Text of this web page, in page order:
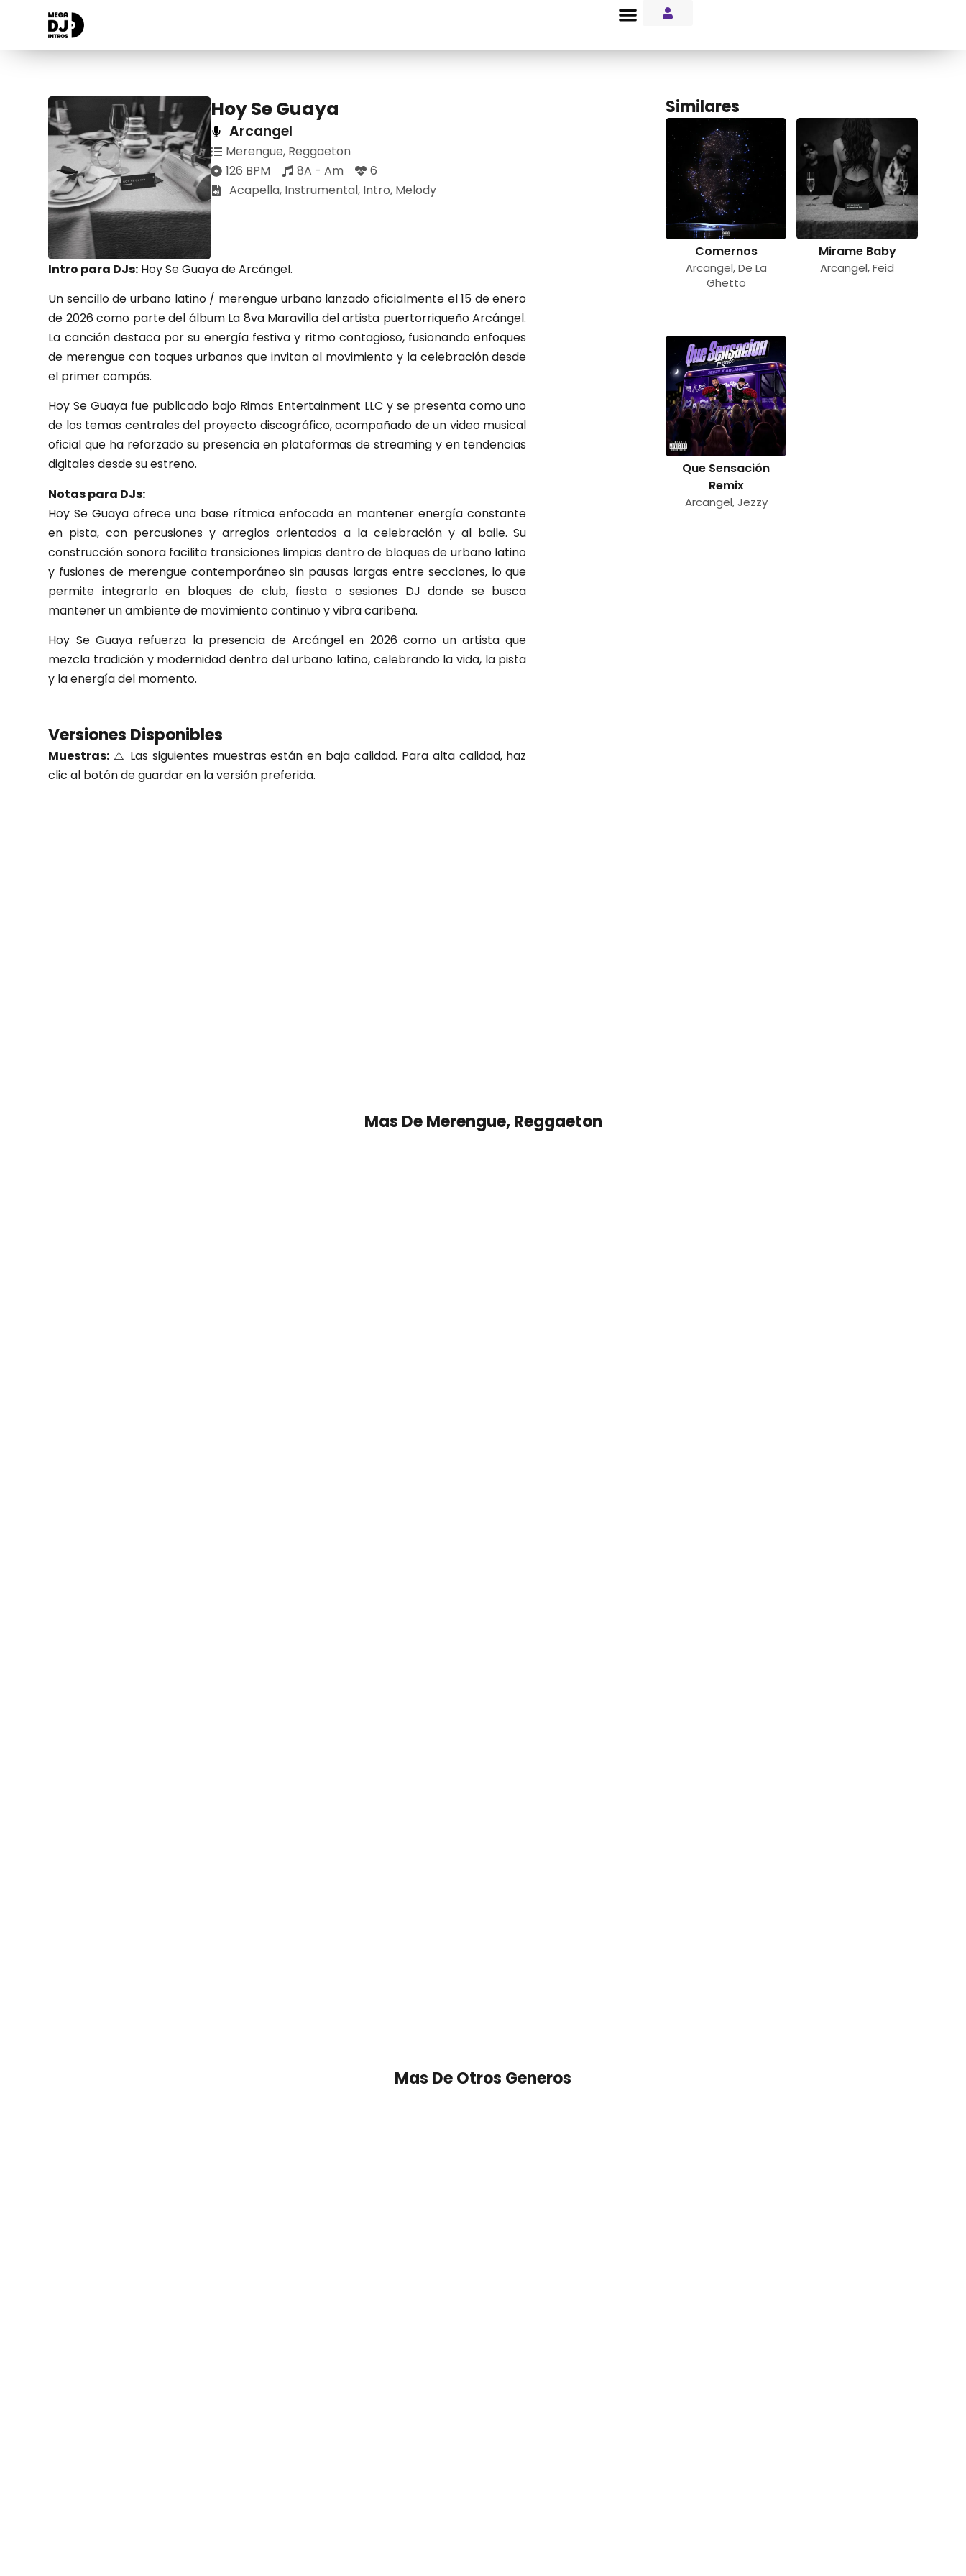
Hoy Se Guaya
Arcangel
Merengue, Reggaeton
126 BPM
8A - Am
6
Acapella, Instrumental, Intro, Melody
Intro para DJs: Hoy Se Guaya de Arcángel.
Un sencillo de urbano latino / merengue urbano lanzado oficialmente el 15 de enero
de 2026 como parte del álbum La 8va Maravilla del artista puertorriqueño Arcángel.
La canción destaca por su energía festiva y ritmo contagioso, fusionando enfoques
de merengue con toques urbanos que invitan al movimiento y la celebración desde
el primer compás.
Hoy Se Guaya fue publicado bajo Rimas Entertainment LLC y se presenta como uno
de los temas centrales del proyecto discográfico, acompañado de un video musical
oficial que ha reforzado su presencia en plataformas de streaming y en tendencias
digitales desde su estreno.
Notas para DJs:
Hoy Se Guaya ofrece una base rítmica enfocada en mantener energía constante
en pista, con percusiones y arreglos orientados a la celebración y al baile. Su
construcción sonora facilita transiciones limpias dentro de bloques de urbano latino
y fusiones de merengue contemporáneo sin pausas largas entre secciones, lo que
permite integrarlo en bloques de club, fiesta o sesiones DJ donde se busca
mantener un ambiente de movimiento continuo y vibra caribeña.
Hoy Se Guaya refuerza la presencia de Arcángel en 2026 como un artista que
mezcla tradición y modernidad dentro del urbano latino, celebrando la vida, la pista
y la energía del momento.
Versiones Disponibles
Muestras: ⚠️ Las siguientes muestras están en baja calidad. Para alta calidad, haz
clic al botón de guardar en la versión preferida.
Similares
Comernos
Arcangel,De La
Ghetto
Mirame Baby
Arcangel,Feid
Que Sensación
Remix
Arcangel,Jezzy
Mas DeMerengue,Reggaeton
Mas De Otros Generos